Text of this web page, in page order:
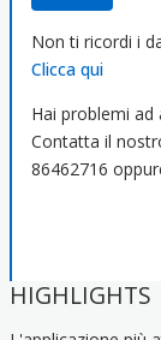
HIGHLIGHTS
Non ti ricordi i
Clicca qui
Hai problemi ad
Contatta il
86462716